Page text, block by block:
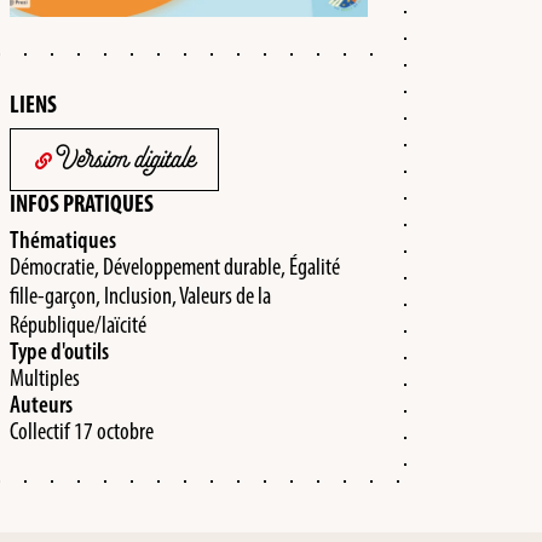
LIENS
Version digitale
INFOS PRATIQUES
Thématiques
Démocratie, Développement durable, Égalité
fille-garçon​, Inclusion, Valeurs de la
République/laïcité
Type d'outils
Multiples
Auteurs
Collectif 17 octobre